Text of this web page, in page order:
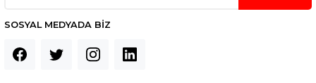
SOSYAL MEDYADA BİZ